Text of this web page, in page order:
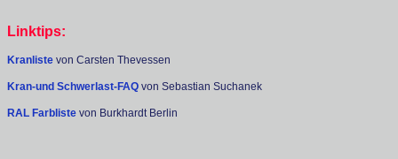
Linktips:
Kranliste von Carsten Thevessen
Kran-und Schwerlast-FAQ von Sebastian Suchanek
RAL Farbliste von Burkhardt Berlin